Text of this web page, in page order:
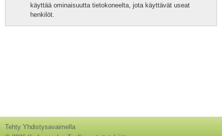
käyttää ominaisuutta tietokoneelta, jota käyttävät useat
henkilöt.
Tehty Yhdistysavaimella